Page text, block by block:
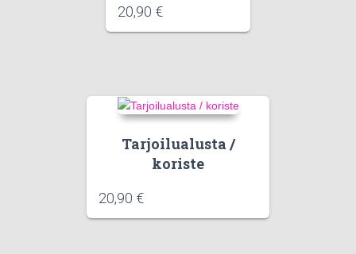
20,90 €
Tarjoilualusta /
koriste
20,90 €